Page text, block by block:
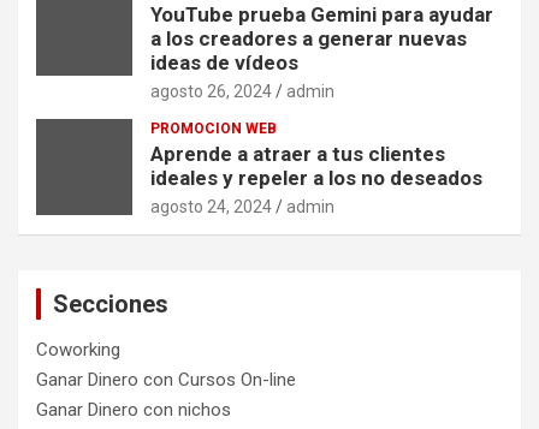
YouTube prueba Gemini para ayudar
a los creadores a generar nuevas
ideas de vídeos
agosto 26, 2024 admin
PROMOCION WEB
Aprende a atraer a tus clientes
ideales y repeler a los no deseados
agosto 24, 2024 admin
Secciones
Coworking
Ganar Dinero con Cursos On-line
Ganar Dinero con nichos